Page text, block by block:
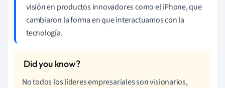
visión en productos innovadores como el iPhone, que
cambiaron la forma en que interactuamos con la
tecnología.
No todos los líderes empresariales son visionarios,